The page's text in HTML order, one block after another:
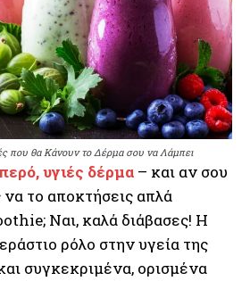
που θα Κάνουν το Δέρμα σου να Λάμπει
υγιές δέρμα – και αν σου
να το αποκτήσεις απλά
Ναι, καλά διάβασες! Η
ρόλο στην υγεία της
συγκεκριμένα, ορισμένα